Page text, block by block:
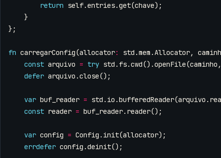
return self.entries.get(chave);
}
};
fn carregarConfig(allocator: std .mem . Allocator,
const arquivo = try std . fs.cwd().openFile(caminho ,
defer arquivo .close();
var buf_reader = std . io .bufferedReader(arquivo .
const reader = buf_reader. reader();
var config = Config . init(allocator);
errdefer config .deinit();